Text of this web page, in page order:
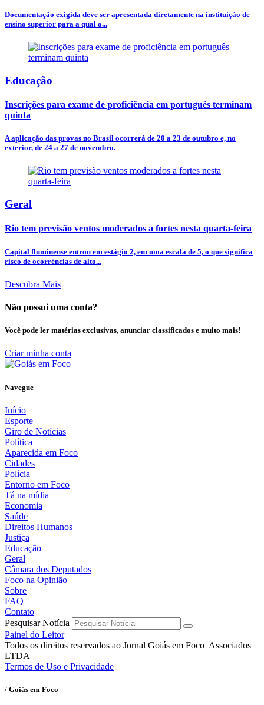
Documentação exigida deve ser apresentada diretamente na instituição de
ensino superior para a qual o...
Educação
Inscrições para exame de proficiência em português terminam
quinta
A aplicação das provas no Brasil ocorrerá de 20 a 23 de outubro e, no
exterior, de 24 a 27 de novembro.
Geral
Rio tem previsão ventos moderados a fortes nesta quarta-feira
Capital fluminense entrou em estágio 2, em uma escala de 5, o que significa
risco de ocorrências de alto...
Descubra Mais
Não possui uma conta?
Você pode ler matérias exclusivas, anunciar classificados e muito mais!
Criar minha conta
Navegue
Início
Esporte
Giro de Notícias
Política
Aparecida em Foco
Cidades
Polícia
Entorno em Foco
Tá na mídia
Economia
Saúde
Direitos Humanos
Justiça
Educação
Geral
Câmara dos Deputados
Foco na Opinião
Sobre
FAQ
Contato
Pesquisar Notícia
Painel do Leitor
Todos os direitos reservados ao Jornal Goiás em Foco Associados
LTDA
Termos de Uso e Privacidade
/ Goiás em Foco